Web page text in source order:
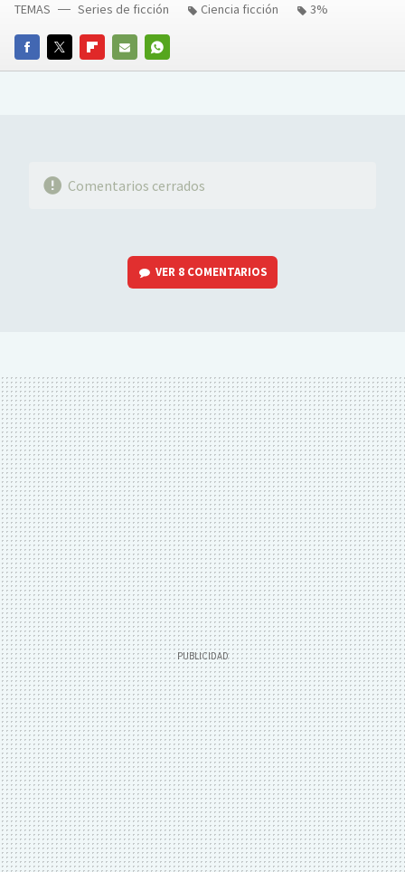
FACEBOOKTWITTERFLIPBOARD
E-
WHATSAPP
TEMAS Series de ficción Ciencia ficción 3%
Comentarios cerrados
VER 8 COMENTARIOS